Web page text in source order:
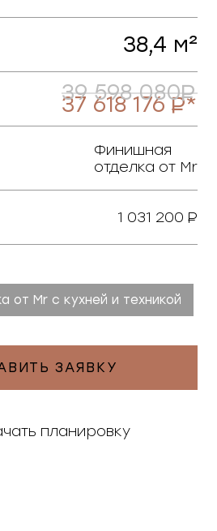
38,4 м²
39 598 080
37 618 176 *
Финишная
отделка от Mr
1 031 200
от Mr c кухней и техникой
ЗАЯВКУ
планировку